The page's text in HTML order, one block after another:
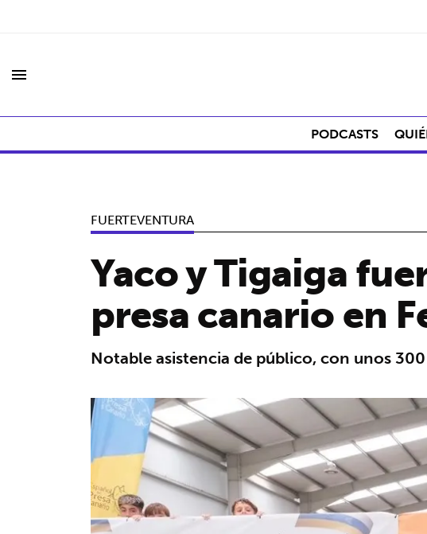
menu
PODCASTS
FUERTEVENTURA
Yaco y Tigaiga
presa canario en
Notable asistencia de público, con unos